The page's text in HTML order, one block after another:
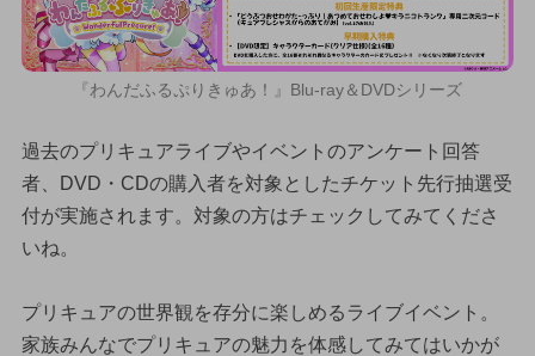
『わんだふるぷりきゅあ！』Blu-ray＆DVDシリーズ
過去のプリキュアライブやイベントのアンケート回答
者、DVD・CDの購入者を対象としたチケット先行抽選受
付が実施されます。対象の方はチェックしてみてくださ
いね。
プリキュアの世界観を存分に楽しめるライブイベント。
家族みんなでプリキュアの魅力を体感してみてはいかが